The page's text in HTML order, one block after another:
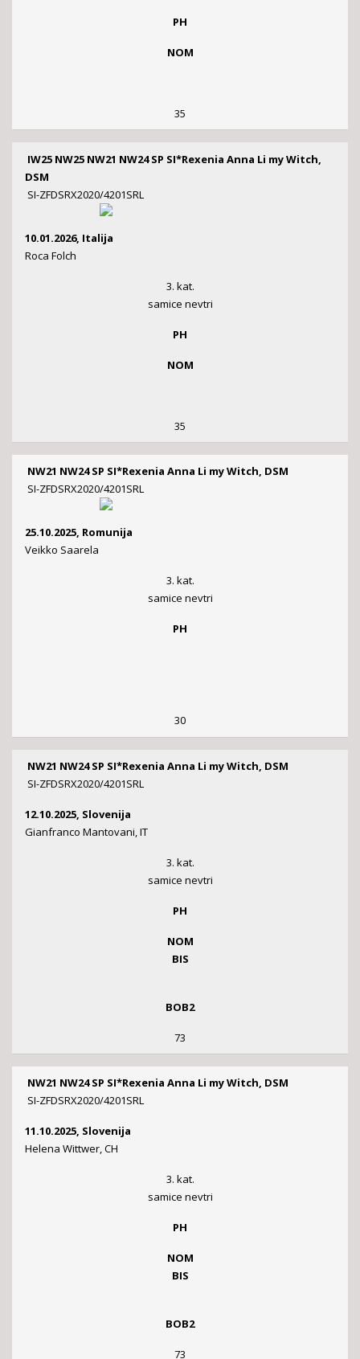
PH
NOM
35
IW25 NW25 NW21 NW24 SP SI*Rexenia Anna Li my Witch,
DSM
SI-ZFDSRX2020/4201SRL
10.01.2026, Italija
Roca Folch
3. kat.
samice nevtri
PH
NOM
35
NW21 NW24 SP SI*Rexenia Anna Li my Witch, DSM
SI-ZFDSRX2020/4201SRL
25.10.2025, Romunija
Veikko Saarela
3. kat.
samice nevtri
PH
30
NW21 NW24 SP SI*Rexenia Anna Li my Witch, DSM
SI-ZFDSRX2020/4201SRL
12.10.2025, Slovenija
Gianfranco Mantovani, IT
3. kat.
samice nevtri
PH
NOM
BIS
BOB2
73
NW21 NW24 SP SI*Rexenia Anna Li my Witch, DSM
SI-ZFDSRX2020/4201SRL
11.10.2025, Slovenija
Helena Wittwer, CH
3. kat.
samice nevtri
PH
NOM
BIS
BOB2
73